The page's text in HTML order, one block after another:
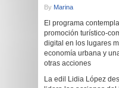
By Marina
El programa
promoción turístico-
digital en los lugares
economía urbana y
otras acciones
La edil Lidia López